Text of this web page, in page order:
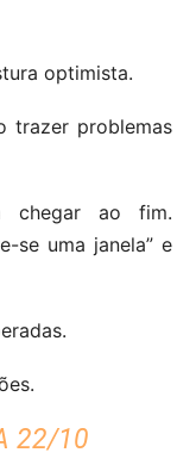
optimista.
trazer problemas
chegar ao fim.
se uma janela” e
22/10